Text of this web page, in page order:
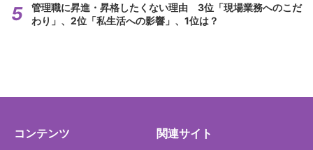
管理職に昇進・昇格したくない理由 3位「現場業務へのこだ
わり」、2位「私生活への影響」、1位は？
コンテンツ 関連サイト